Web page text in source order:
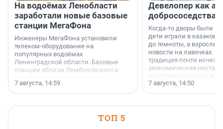
На водоёмах Ленобласти
заработали новые базовые
станции МегаФона
Инженеры МегаФона установили
телеком-оборудование на
популярных водоёмах
Ленинградской области. Базовые
станции вблизи Лемболовского и
недалеко от Большого Тосненского
водопада.
7 августа, 14:59
Девелопер как
добрососедства
Когда-то дворы были
дети играли в казаков-
до темноты, а
новости на лавочках. В
традиция почти
экономическая
отсутствие ухода за
сделали своё дело.
7 августа, 14:50
ТОП 5